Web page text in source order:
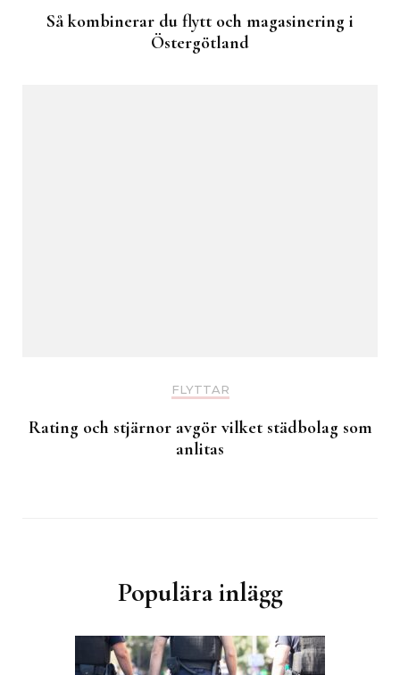
Så kombinerar du flytt och magasinering i
Östergötland
FLYTTAR
Rating och stjärnor avgör vilket städbolag som
anlitas
Populära inlägg